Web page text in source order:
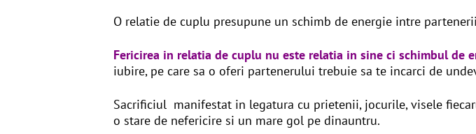
O relatie de cuplu presupune un schimb de energie intre
Fericirea in relatia de cuplu nu este relatia in sine ci schimbul de
iubire, pe care sa o oferi partenerului trebuie sa te incarci de
Sacrificiul manifestat in legatura cu prietenii, jocurile, visele
o stare de nefericire si un mare gol pe dinauntru.